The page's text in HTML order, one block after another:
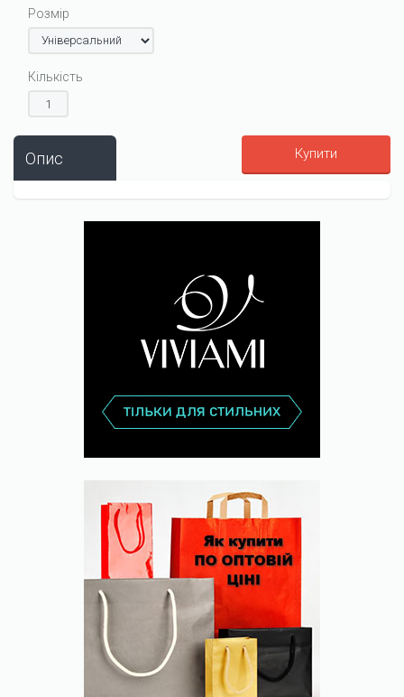
Розмір
Кількість
Купити
Опис